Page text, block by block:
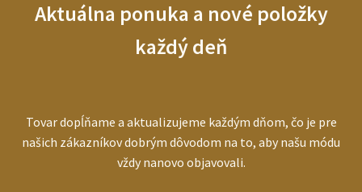
Aktuálna ponuka a nové položky
každý deň
Tovar dopĺňame a aktualizujeme každým dňom, čo je pre
našich zákazníkov dobrým dôvodom na to, aby našu módu
vždy nanovo objavovali.